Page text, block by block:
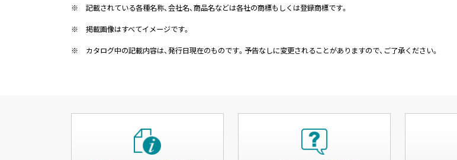
※
記載されている各種名称、会社名、商品名などは各社の商標もしくは登録商標です。
※
掲載画像はすべてイメージです。
※
カタログ中の記載内容は、発行日現在のものです。予告なしに変更されることがありますので、ご了承ください。